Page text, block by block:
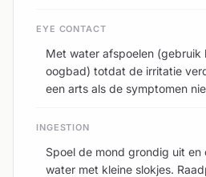
EYE CONTACT
Met water afspoelen (gebruik
oogbad) totdat de irritatie
een arts als de symptomen
INGESTION
Spoel de mond grondig uit en
water met kleine slokjes.